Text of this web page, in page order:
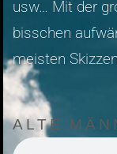
usw… Mit der
bisschen
meisten
ALTE